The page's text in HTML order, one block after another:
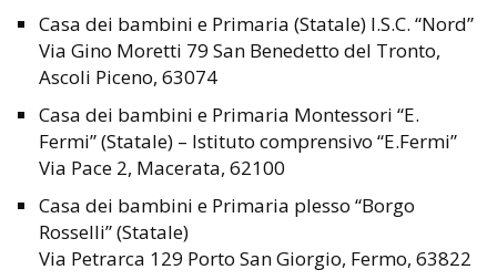
Casa dei bambini e Primaria (Statale) I.S.C. “Nord”
Via Gino Moretti 79 San Benedetto del Tronto,
Ascoli Piceno, 63074
Casa dei bambini e Primaria Montessori “E.
Fermi” (Statale) – Istituto comprensivo “E.Fermi”
Via Pace 2, Macerata, 62100
Casa dei bambini e Primaria plesso “Borgo
Rosselli” (Statale)
Via Petrarca 129 Porto San Giorgio, Fermo, 63822